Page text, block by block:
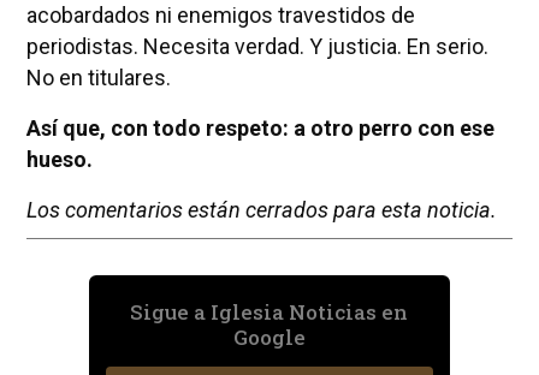
acobardados ni enemigos travestidos de
periodistas. Necesita verdad. Y justicia. En serio.
No en titulares.
Así que, con todo respeto: a otro perro con ese
hueso.
Los comentarios están cerrados para esta noticia.
Sigue a Iglesia Noticias en
Google